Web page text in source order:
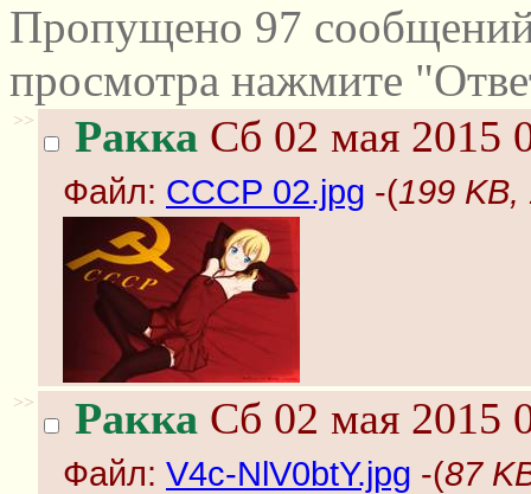
Пропущено 97
просмотра нажмите
>> Ракка Сб 02 мая 2015
Файл: СССР 02.jpg -(199
>> Ракка Сб 02 мая 2015
Файл: V4c-NlV0btY.jpg -(87